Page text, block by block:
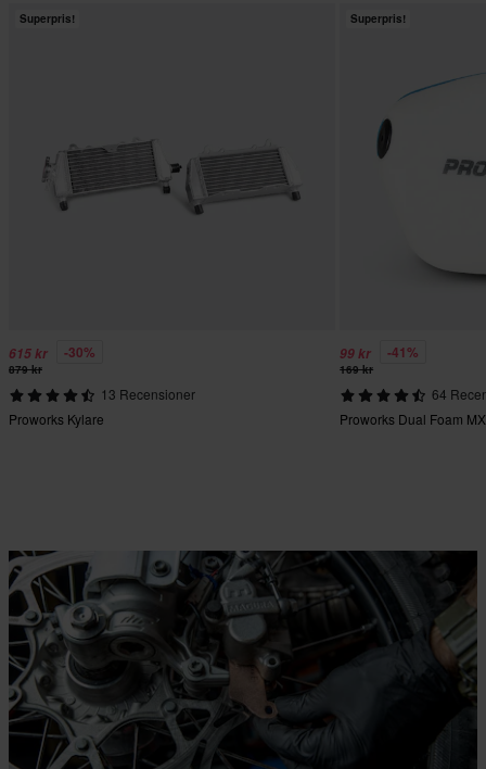
Superpris!
615 kr -30%
879 kr
13 Recensioner
Proworks Kylare
Superpris!
99 kr -41%
169 kr
64
Proworks Dual Foam